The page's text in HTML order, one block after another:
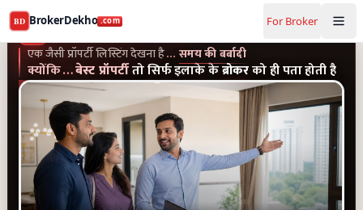
BD BrokerDekho .com For Broker
Buy and rent property in Sonipat — mobile-verified
BrokerDekho
एक जैसी प्रॉपर्टी लिस्टिंग देखना है… समय की बर्बादी
क्योंकि…बेस्ट प्रॉपर्टीतो सिर्फ इलाके केब्रोकरको ही पता होती है
एक जैसी प्रॉपर्टी लिस्टिंग और पुराने विज्ञापन देखना है...समय की बर्बादी